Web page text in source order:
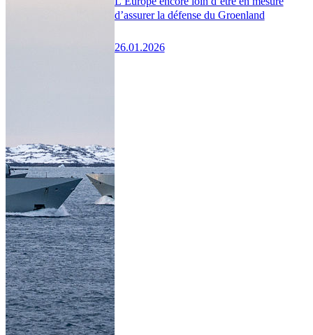
d’assurer la défense du Groenland
26.01.2026